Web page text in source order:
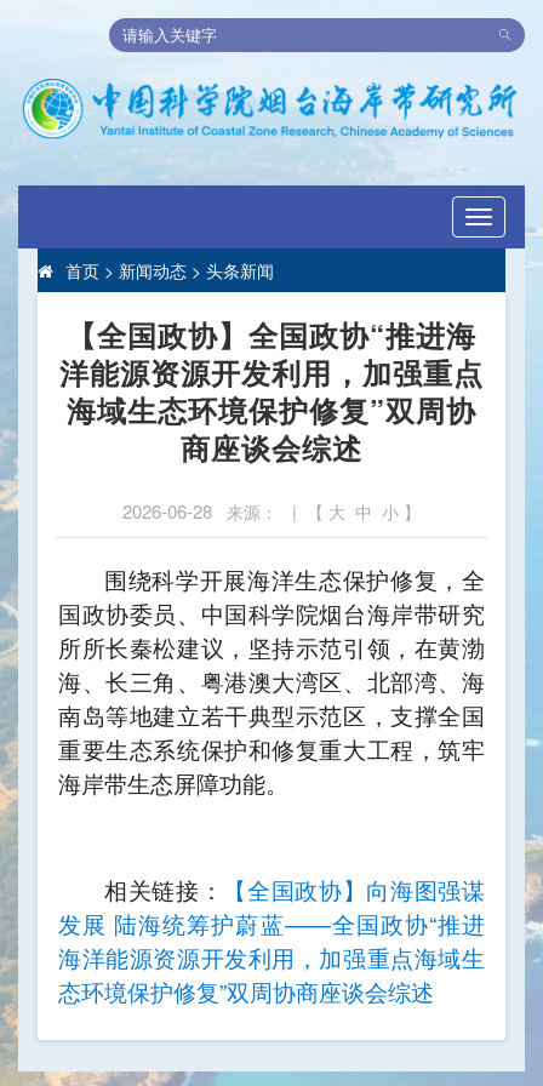
Toggle
首页 > 新闻动态 > 头条新闻
【全国政协】 全国政协“推进海
洋能源资源开发利用，加强重点
海域生态环境保护修复”双周协
商座谈会综述
2026-06-28 来源： | 【 大 中 小 】
围绕科学开展海洋生态保护修复，全
国政协委员、中国科学院烟台海岸带研究
所所长秦松建议，坚持示范引领，在黄渤
海、长三角、粤港澳大湾区、北部湾、海
南岛等地建立若干典型示范区，支撑全国
重要生态系统保护和修复重大工程，筑牢
海岸带生态屏障功能。
相关链接： 【全国政协】 向海图强谋
发展 陆海统筹护蔚蓝——全国政协“推进
海洋能源资源开发利用，加强重点海域生
态环境保护修复”双周协商座谈会综述